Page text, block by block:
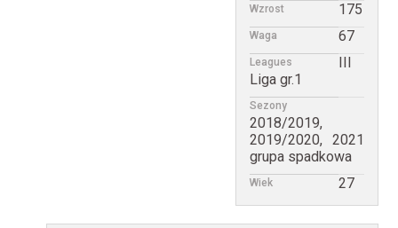
Wzrost 175
Waga 67
Leagues
III
Liga gr.1
Sezony
2018/2019,
2019/2020, 2021
grupa spadkowa
Wiek 27